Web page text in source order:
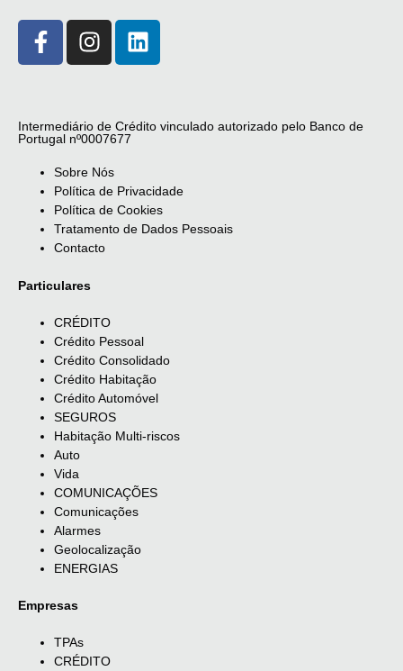
Intermediário de Crédito vinculado autorizado pelo Banco de
Portugal nº0007677
Sobre Nós
Política de Privacidade
Política de Cookies
Tratamento de Dados Pessoais
Contacto
Particulares
CRÉDITO
Crédito Pessoal
Crédito Consolidado
Crédito Habitação
Crédito Automóvel
SEGUROS
Habitação Multi-riscos
Auto
Vida
COMUNICAÇÕES
Comunicações
Alarmes
Geolocalização
ENERGIAS
Empresas
TPAs
CRÉDITO